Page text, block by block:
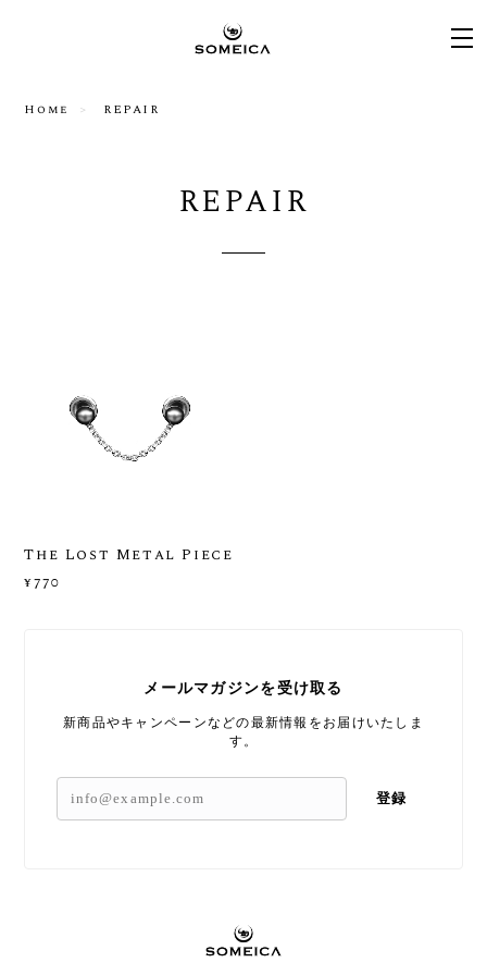
Home REPAIR
REPAIR
The Lost Metal Piece
¥770
メールマガジンを受け取る
新商品やキャンペーンなどの最新情報をお届けいたしま
す。
登録